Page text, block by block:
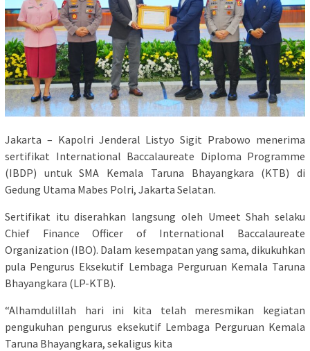
Jakarta – Kapolri Jenderal Listyo Sigit Prabowo menerima
sertifikat International Baccalaureate Diploma Programme
(IBDP) untuk SMA Kemala Taruna Bhayangkara (KTB) di
Gedung Utama Mabes Polri, Jakarta Selatan.
Sertifikat itu diserahkan langsung oleh Umeet Shah selaku
Chief Finance Officer of International Baccalaureate
Organization (IBO). Dalam kesempatan yang sama, dikukuhkan
pula Pengurus Eksekutif Lembaga Perguruan Kemala Taruna
Bhayangkara (LP-KTB).
“Alhamdulillah hari ini kita telah meresmikan kegiatan
pengukuhan pengurus eksekutif Lembaga Perguruan Kemala
Taruna Bhayangkara, sekaligus kita